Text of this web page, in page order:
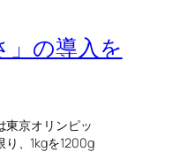
」の導入を
東京オリンピッ
、1kgを1200g